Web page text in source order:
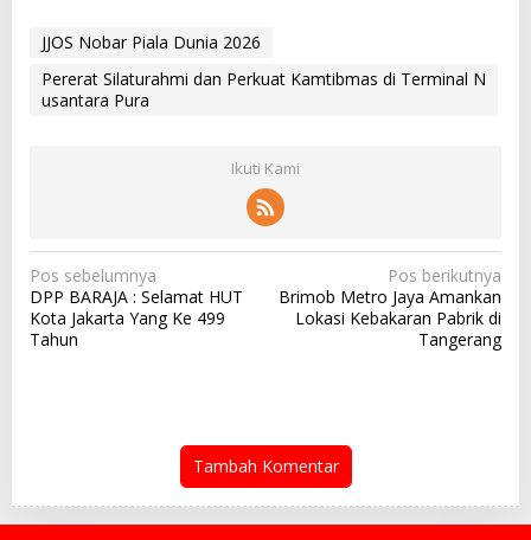
JJOS Nobar Piala Dunia 2026
Pererat Silaturahmi dan Perkuat Kamtibmas di Terminal N
usantara Pura
Ikuti Kami
N
a
v
i
Pos sebelumnya
DPP BARAJA : Selamat HUT
Kota Jakarta Yang Ke 499
Tahun
Pos berikutnya
Brimob Metro Jaya Amankan
Lokasi Kebakaran Pabrik di
Tangerang
Tambah Komentar